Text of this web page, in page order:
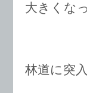
大きくな
林道に突